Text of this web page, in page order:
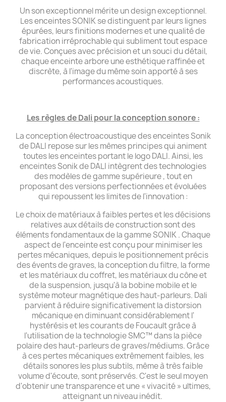
Un son exceptionnel mérite un design exceptionnel.
Les enceintes SONIK se distinguent par leurs lignes
épurées, leurs finitions modernes et une qualité de
fabrication irréprochable qui subliment tout espace
de vie. Conçues avec précision et un souci du détail,
chaque enceinte arbore une esthétique raffinée et
discrète, à l'image du même soin apporté à ses
performances acoustiques.
Les règles de Dali pour la conception sonore :
La conception électroacoustique des enceintes Sonik
de DALI repose sur les mêmes principes qui animent
toutes les enceintes portant le logo DALI. Ainsi, les
enceintes Sonik de DALI intègrent des technologies
des modèles de gamme supérieure , tout en
proposant des versions perfectionnées et évoluées
qui repoussent les limites de l'innovation :
Le choix de matériaux à faibles pertes et les décisions
relatives aux détails de construction sont des
éléments fondamentaux de la gamme SONIK . Chaque
aspect de l'enceinte est conçu pour minimiser les
pertes mécaniques, depuis le positionnement précis
des évents de graves, la conception du filtre, la forme
et les matériaux du coffret, les matériaux du cône et
de la suspension, jusqu'à la bobine mobile et le
système moteur magnétique des haut-parleurs. Dali
parvient à réduire significativement la distorsion
mécanique en diminuant considérablement l'
hystérésis et les courants de Foucault grâce à
l'utilisation de la technologie SMC™ dans la pièce
polaire des haut-parleurs de graves/médiums. Grâce
à ces pertes mécaniques extrêmement faibles, les
détails sonores les plus subtils, même à très faible
volume d'écoute, sont préservés. C'est le seul moyen
d'obtenir une transparence et une « vivacité » ultimes,
atteignant un niveau inédit.